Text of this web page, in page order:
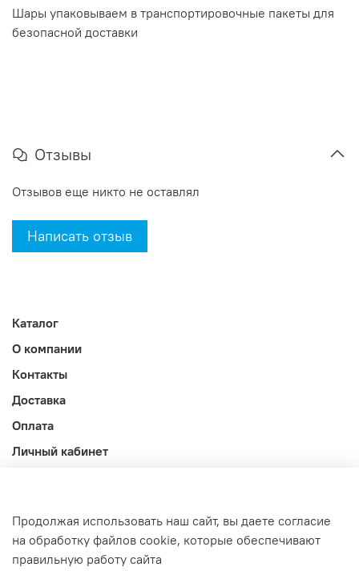
Шары упаковываем в транспортировочные пакеты для
безопасной доставки
Отзывы
Отзывов еще никто не оставлял
Написать отзыв
Каталог
О компании
Контакты
Доставка
Оплата
Личный кабинет
Оферта и политика конфиденциальности
Интернет-магазин создан на InSales
Продолжая использовать наш сайт, вы даете согласие
на обработку файлов cookie, которые обеспечивают
правильную работу сайта